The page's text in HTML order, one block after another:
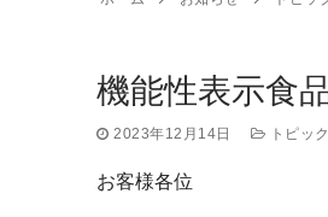
機能性表示食
2023年12月14日 トピッ
お客様各位